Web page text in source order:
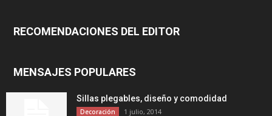
RECOMENDACIONES DEL EDITOR
MENSAJES POPULARES
Sillas plegables, diseño y comodidad
Decoración 1 julio, 2014